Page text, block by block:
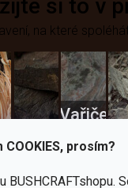
prosím?
si to v
na které
Vařiče
a